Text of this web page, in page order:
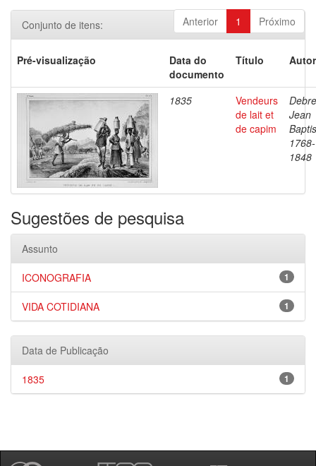
Anterior 1 Próximo
Conjunto de itens:
Pré-visualização
Data do
documento
Título
1835
Vendeurs
de lait et
de capim
Jean
1768-
1848
Sugestões de pesquisa
Assunto
1
ICONOGRAFIA
1
VIDA COTIDIANA
Data de Publicação
1
1835